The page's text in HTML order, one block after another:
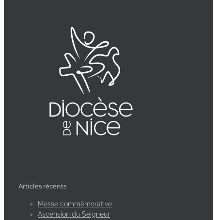
Articles récents
Messe commémorative
Ascension du Seigneur